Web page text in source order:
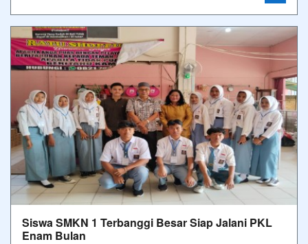
Siswa SMKN 1 Terbanggi Besar Siap Jalani PKL
Enam Bulan